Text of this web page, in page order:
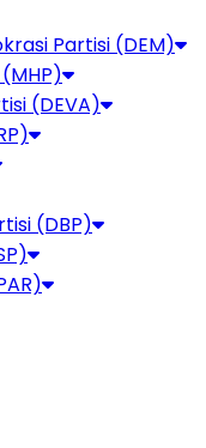
Partisi (DEM)
(DEVA)
(DBP)